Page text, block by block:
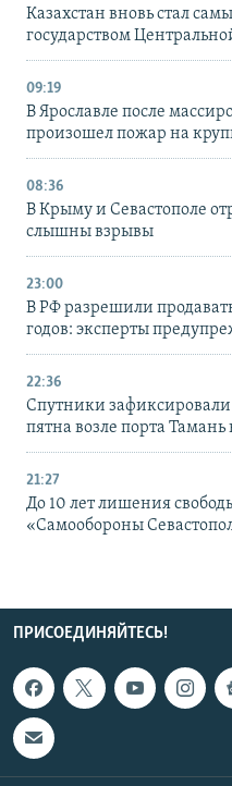
Казахстан вновь стал
государством
09:19
В Ярославле после
произошел пожар на
08:36
В Крыму и Севастополе
слышны взрывы
23:00
В РФ разрешили
годов: эксперты
22:36
Спутники зафиксировали
пятна возле порта
21:27
До 10 лет лишения
«Самообороны
ПРИСОЕДИНЯЙТЕСЬ!